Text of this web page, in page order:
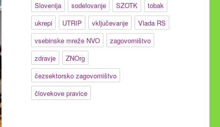
Slovenija
sodelovanje SZOTK
tobak
ukrepi
UTRIP vključevanje
Vlada RS
vsebinske mreže NVO
zagovorništvo
zdravje
ZNOrg
čezsektorsko zagovorništvo
človekove pravice